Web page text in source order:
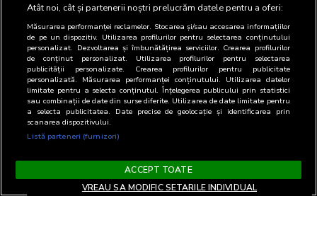
comunicare@brat.ro sau 0722 755 220, Arina Ureche.
Atât noi, cât și partenerii noștri prelucrăm datele pentru a oferi:
Măsurarea performanței reclamelor. Stocarea și/sau accesarea informațiilor
de pe un dispozitiv. Utilizarea profilurilor pentru selectarea conținutului
personalizat. Dezvoltarea și îmbunătățirea serviciilor. Crearea profilurilor
de conținut personalizat. Utilizarea profilurilor pentru selectarea
publicității personalizate. Crearea profilurilor pentru publicitate
personalizată. Măsurarea performanței conținutului. Utilizarea datelor
limitate pentru a selecta conținutul. Înțelegerea publicului prin statistici
sau combinații de date din surse diferite. Utilizarea de date limitate pentru
a selecta publicitatea. Date precise de geolocație și identificarea prin
scanarea dispozitivului.
Listă parteneri (furnizori)
ACCEPT TOATE
VREAU SA MODIFIC SETARILE INDIVIDUAL